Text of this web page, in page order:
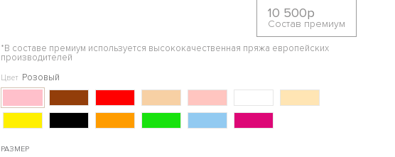
10 500р
Состав премиум
*В составе премиум используется высококачественная пряжа европейских
производителей
Цвет Розовый
РАЗМЕР